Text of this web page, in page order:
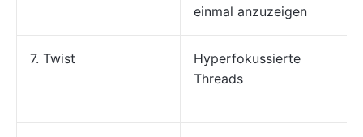
einmal anzuzeigen
7. Twist
Hyperfokussierte
Threads